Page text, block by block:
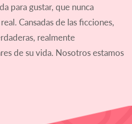
para gustar, que nunca
Cansadas de las ficciones,
realmente
de su vida. Nosotros estamos